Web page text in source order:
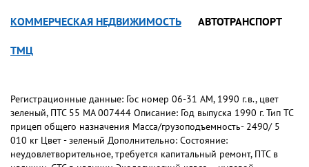
КОММЕРЧЕСКАЯ НЕДВИЖИМОСТЬ АВТОТРАНСПОРТ
ТМЦ
Регистрационные данные: Гос номер 06-31 АМ, 1990 г.в., цвет
зеленый, ПТС 55 МА 007444 Описание: Год выпуска 1990 г. Тип ТС
прицеп общего назначения Масса/грузоподъемность- 2490/ 5
010 кг Цвет - зеленый Дополнительно: Состояние:
неудовлетворительное, требуется капитальный ремонт, ПТС в